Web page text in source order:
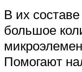
В их
большое
Помогают